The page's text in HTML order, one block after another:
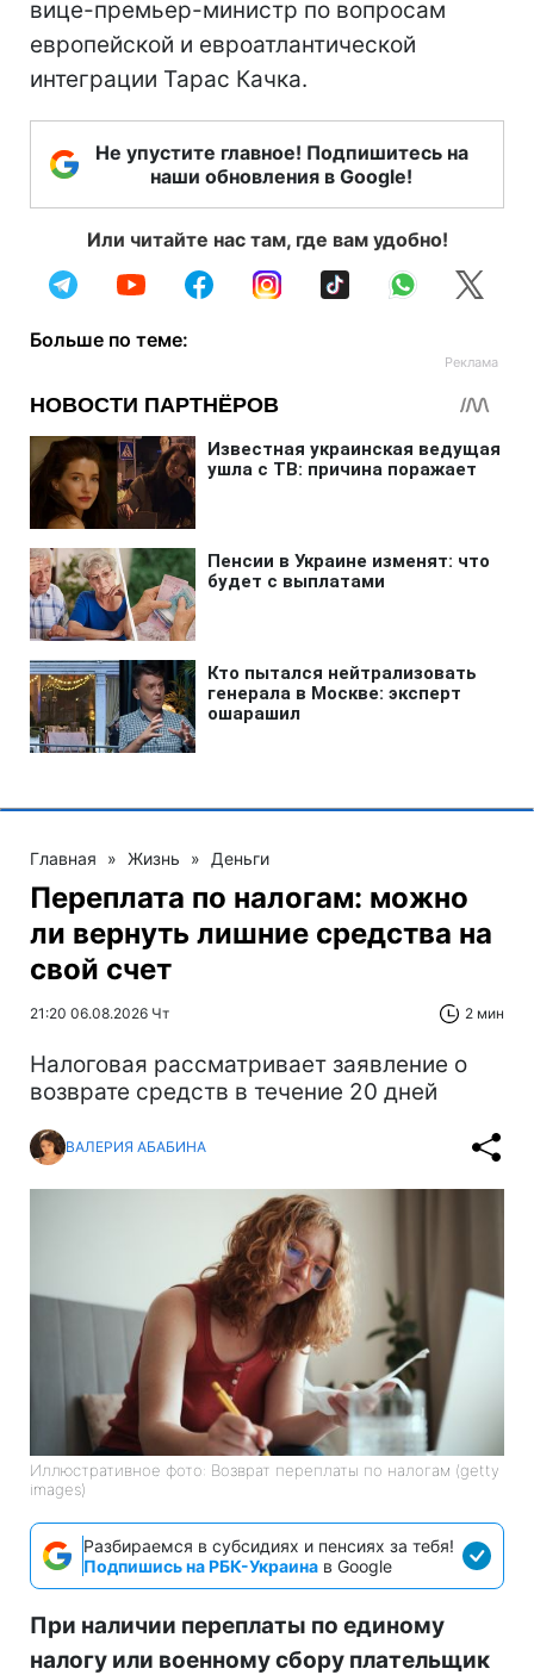
вице-премьер-министр по вопросам
европейской и евроатлантической
интеграции Тарас Качка.
Не упустите главное! Подпишитесь на
наши обновления в Google!
Или читайте нас там, где вам удобно!
Больше по теме:
Главная » Жизнь » Деньги
Переплата по налогам: можно
ли вернуть лишние средства на
свой счет
21:20 06.08.2026 Чт 2 мин
Налоговая рассматривает заявление о
возврате средств в течение 20 дней
ВАЛЕРИЯ АБАБИНА
Иллюстративное фото: Возврат переплаты по налогам (getty
images)
Разбираемся в субсидиях и пенсиях за тебя!
Подпишись на РБК-Украина в Google
При наличии переплаты по единому
налогу или военному сбору плательщик